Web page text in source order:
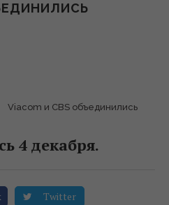
Viacom и CBS объединились
4 декабря.
Twitter